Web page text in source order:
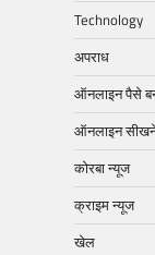
Technology
अपराध
ऑनलाइन पैसे
ऑनलाइन
कोरबा न्यूज
क्राइम न्यूज
खेल